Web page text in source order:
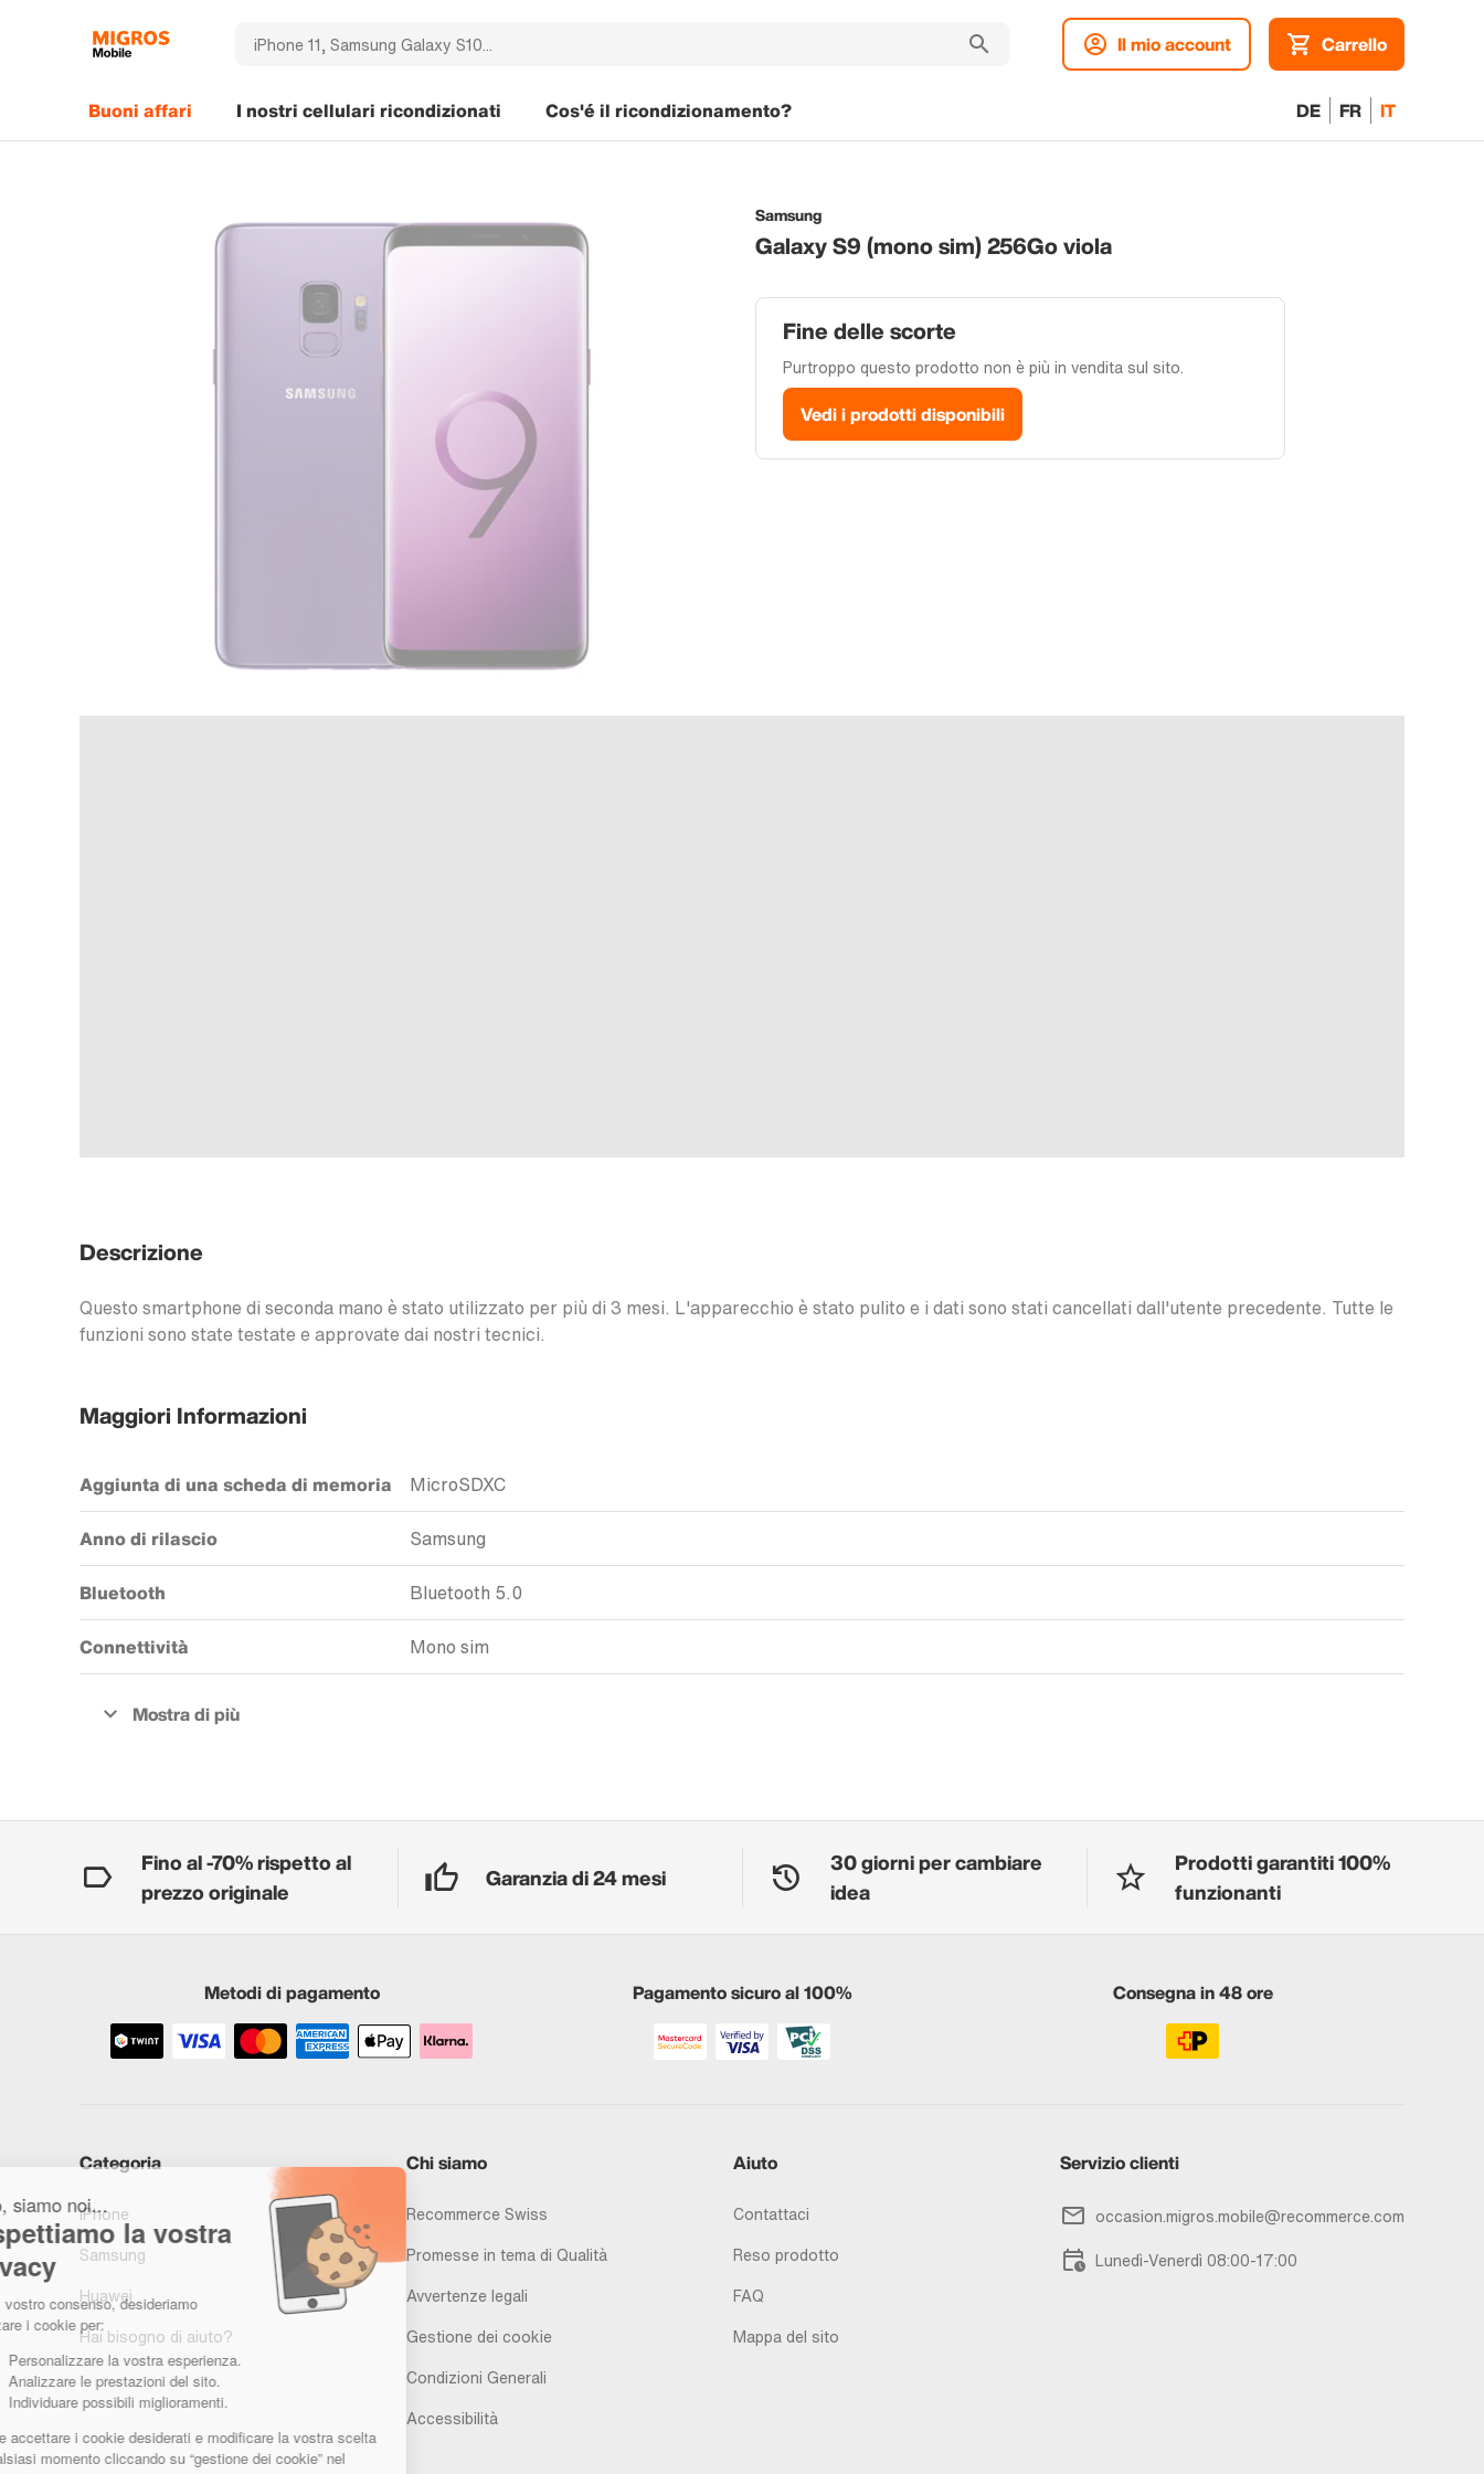
Il mio account Carrello
DE FR IT
Buoni affari I nostri cellulari ricondizionati Cos'é il ricondizionamento?
Samsung
Galaxy S9 (mono sim) 256Go viola
Fine delle scorte
Purtroppo questo prodotto non è più in vendita sul sito.
Vedi i prodotti disponibili
Descrizione
Questo smartphone di seconda mano è stato utilizzato per più di 3 mesi. L'apparecchio è stato pulito e i dati sono stati cancellati dall'utente precedente. Tutte le
funzioni sono state testate e approvate dai nostri tecnici.
Maggiori Informazioni
Aggiunta di una scheda di memoria MicroSDXC
Anno di rilascio Samsung
Bluetooth Bluetooth 5.0
Connettività Mono sim
Fino al -70% rispetto al
prezzo originale
Garanzia di 24 mesi
30 giorni per cambiare
idea
Prodotti garantiti 100%
funzionanti
Metodi di pagamento Pagamento sicuro al 100% Consegna in 48 ore
Categoria
iPhone
Samsung
Huawei
Hai bisogno di aiuto?
Chi siamo
Recommerce Swiss
Promesse in tema di Qualità
Avvertenze legali
Gestione dei cookie
Condizioni Generali
Accessibilità
Aiuto
Contattaci
Reso prodotto
FAQ
Mappa del sito
Servizio clienti
occasion.migros.mobile@recommerce.com
Lunedì-Venerdì 08:00-17:00